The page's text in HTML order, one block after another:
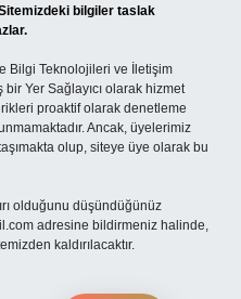
bilgiler taslak
Bilgi Teknolojileri ve İletişim
bir Yer Sağlayıcı olarak hizmet
proaktif olarak denetleme
Ancak, üyelerimiz
olup, siteye üye olarak bu
olduğunu düşündüğünüz
adresine bildirmeniz halinde,
kaldırılacaktır.